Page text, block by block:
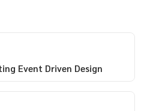
Event Driven Design